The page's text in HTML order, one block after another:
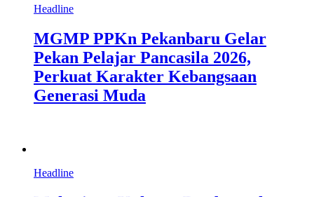
Headline
MGMP PPKn Pekanbaru Gelar
Pekan Pelajar Pancasila 2026,
Perkuat Karakter Kebangsaan
Generasi Muda
Headline